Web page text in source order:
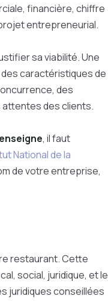
financière, chiffre
entrepreneurial.
sa viabilité. Une
caractéristiques de
des
attentes des clients.
enseigne, il faut
National de la
de votre entreprise,
restaurant. Cette
social, juridique, et le
juridiques conseillées